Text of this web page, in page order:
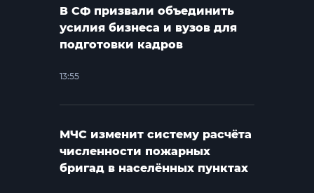
В СФ призвали объединить
усилия бизнеса и вузов для
подготовки кадров
13:55
МЧС изменит систему расчёта
численности пожарных
бригад в населённых пунктах